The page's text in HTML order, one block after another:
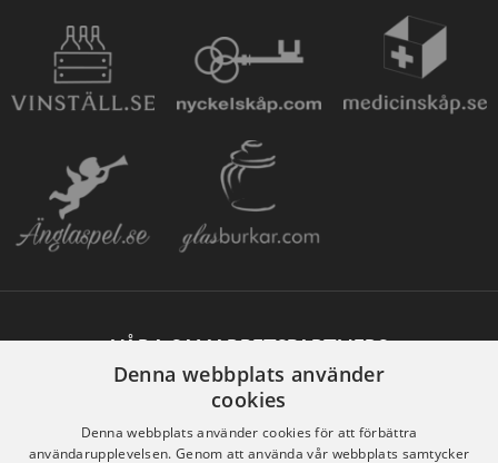
VÅRA SAMARBETSPARTNERS
Denna webbplats använder
cookies
Denna webbplats använder cookies för att förbättra
användarupplevelsen. Genom att använda vår webbplats samtycker